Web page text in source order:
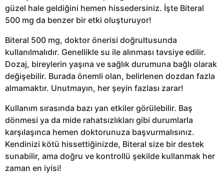
güzel hale geldiğini hemen hissedersiniz. İşte Biteral
500 mg da benzer bir etki oluşturuyor!
Biteral 500 mg, doktor önerisi doğrultusunda
kullanılmalıdır. Genellikle su ile alınması tavsiye edilir.
Dozaj, bireylerin yaşına ve sağlık durumuna bağlı olarak
değişebilir. Burada önemli olan, belirlenen dozdan fazla
almamaktır. Unutmayın, her şeyin fazlası zarar!
Kullanım sırasında bazı yan etkiler görülebilir. Baş
dönmesi ya da mide rahatsızlıkları gibi durumlarla
karşılaşınca hemen doktorunuza başvurmalısınız.
Kendinizi kötü hissettiğinizde, Biteral size bir destek
sunabilir, ama doğru ve kontrollü şekilde kullanmak her
zaman en iyisi!